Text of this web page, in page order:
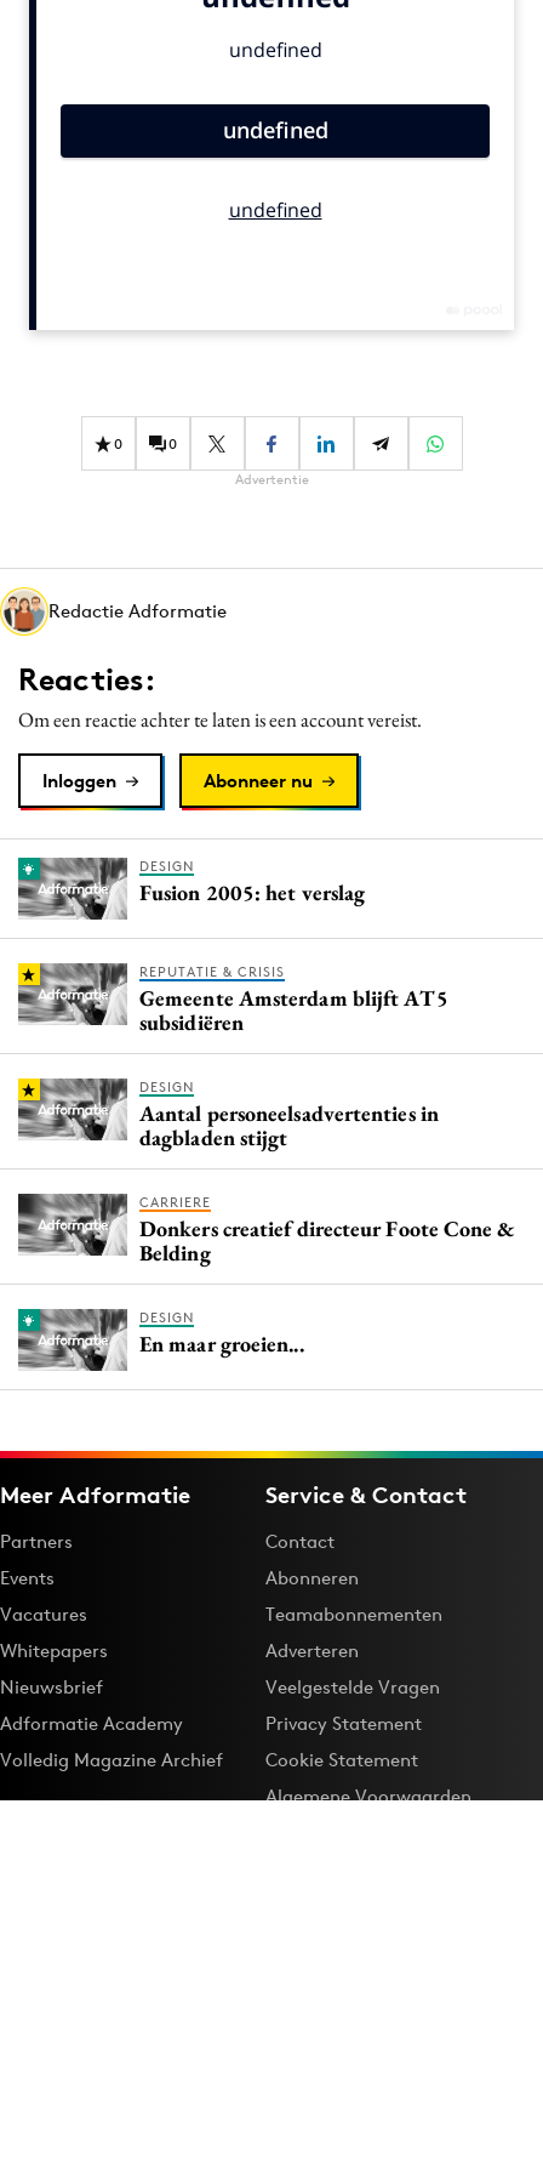
Gedragsverandering
Influencer marketing
Media
Merkstrategie
PR
Programmatic
Purpose Marketing
Reputatie & crisis
0 0
Advertentie
Redactie Adformatie
Reacties:
Om een reactie achter te laten is een account vereist.
Inloggen Abonneer nu
DESIGN
Fusion 2005: het verslag
REPUTATIE & CRISIS
Gemeente Amsterdam blijft AT5
subsidiëren
DESIGN
Aantal personeelsadvertenties in
dagbladen stijgt
CARRIERE
Donkers creatief directeur Foote Cone &
Belding
DESIGN
En maar groeien...
Meer Adformatie
Partners
Events
Vacatures
Whitepapers
Nieuwsbrief
Adformatie Academy
Volledig Magazine Archief
Service & Contact
Contact
Abonneren
Teamabonnementen
Adverteren
Veelgestelde Vragen
Privacy Statement
Cookie Statement
Algemene Voorwaarden